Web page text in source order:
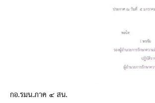
กอ.รมน.ภาค ๔ สน.